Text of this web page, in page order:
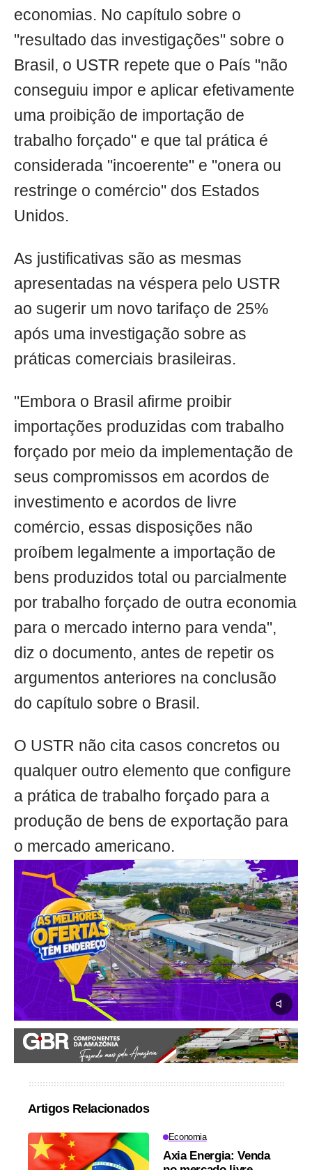
economias. No capítulo sobre o
"resultado das investigações" sobre o
Brasil, o USTR repete que o País "não
conseguiu impor e aplicar efetivamente
uma proibição de importação de
trabalho forçado" e que tal prática é
considerada "incoerente" e "onera ou
restringe o comércio" dos Estados
Unidos.
As justificativas são as mesmas
apresentadas na véspera pelo USTR
ao sugerir um novo tarifaço de 25%
após uma investigação sobre as
práticas comerciais brasileiras.
"Embora o Brasil afirme proibir
importações produzidas com trabalho
forçado por meio da implementação de
seus compromissos em acordos de
investimento e acordos de livre
comércio, essas disposições não
proíbem legalmente a importação de
bens produzidos total ou parcialmente
por trabalho forçado de outra economia
para o mercado interno para venda",
diz o documento, antes de repetir os
argumentos anteriores na conclusão
do capítulo sobre o Brasil.
O USTR não cita casos concretos ou
qualquer outro elemento que configure
a prática de trabalho forçado para a
produção de bens de exportação para
o mercado americano.
Artigos Relacionados
Economia
Axia Energia: Venda